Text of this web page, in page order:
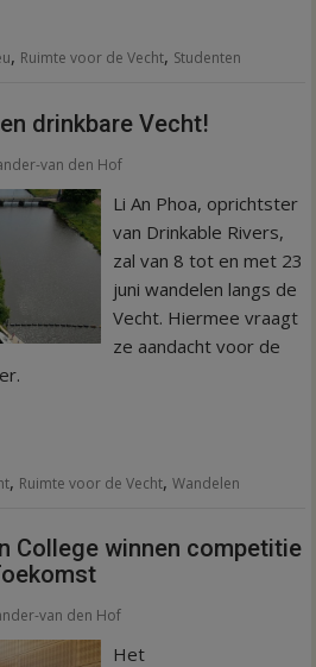
, Ruimte voor de Vecht, Studenten
drinkbare Vecht!
van den Hof
Li An Phoa, oprichtster
van Drinkable Rivers,
zal van 8 tot en met 23
juni wandelen langs de
Vecht. Hiermee vraagt
ze aandacht voor de
, Ruimte voor de Vecht,Wandelen
College winnen competitie
van den Hof
Het